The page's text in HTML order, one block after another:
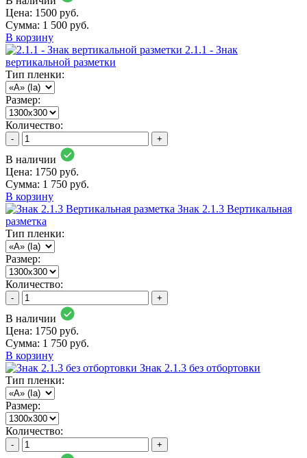
Цена: 1500 руб.
Сумма: 1 500 руб.
В корзину
2.1.1 - Знак
вертикальной разметки
Тип пленки:
Размер:
Количество:
- +
В наличии
Цена: 1750 руб.
Сумма: 1 750 руб.
В корзину
Знак 2.1.3 Вертикальная
разметка
Тип пленки:
Размер:
Количество:
- +
В наличии
Цена: 1750 руб.
Сумма: 1 750 руб.
В корзину
Знак 2.1.3 без отбортовки
Тип пленки:
Размер:
Количество:
- +